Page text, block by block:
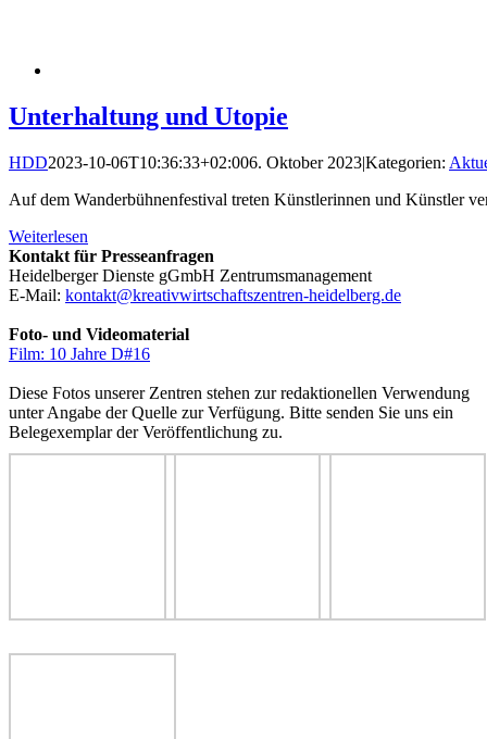
Unterhaltung und Utopie
HDD2023-10-06T10:36:33+02:006. Oktober 2023|Kategorien:
Auf dem Wanderbühnenfestival treten Künstlerinnen und Künstler
Weiterlesen
Kontakt für Presseanfragen
Heidelberger Dienste gGmbH Zentrumsmanagement
E-Mail: kontakt@kreativwirtschaftszentren-heidelberg.de
Foto- und Videomaterial
Film: 10 Jahre D#16
Diese Fotos unserer Zentren stehen zur redaktionellen Verwendung
unter Angabe der Quelle zur Verfügung. Bitte senden Sie uns ein
Belegexemplar der Veröffentlichung zu.